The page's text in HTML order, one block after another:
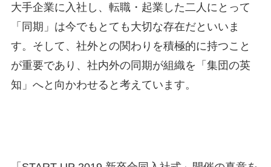
大手企業に入社し、転職・起業した二人にとって
「同期」は今でもとても大切な存在だといいま
す。そして、社外との関わりを積極的に持つこと
が重要であり、社内外の同期が組織を「集団の英
知」へと向かわせると考えています。